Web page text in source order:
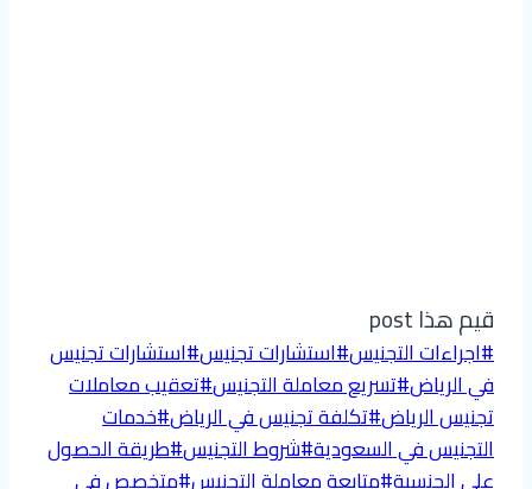
قيم هذا post
وسوم
المقال:
#اجراءات التجنيس#استشارات تجنيس#استشارات تجنيس
في الرياض#تسريع معاملة التجنيس#تعقيب معاملات
تجنيس الرياض#تكلفة تجنيس في الرياض#خدمات
التجنيس في السعودية#شروط التجنيس#طريقة الحصول
على الجنسية#متابعة معاملة التجنيس#متخصص في